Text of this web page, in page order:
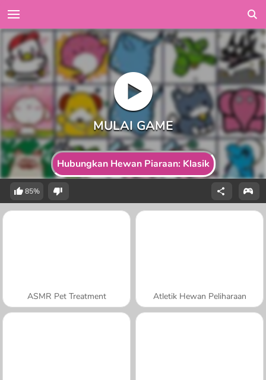
Hubungkan Hewan Piaraan: Klasik
85%
ASMR Pet Treatment Atletik Hewan Peliharaan